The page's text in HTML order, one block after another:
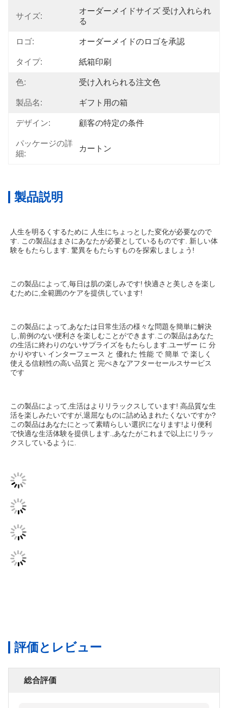
サイズ:
オーダーメイドサイズ 受け入れられ
る
ロゴ: オーダーメイドのロゴを承認
タイプ: 紙箱印刷
色: 受け入れられる注文色
製品名: ギフト用の箱
デザイン: 顧客の特定の条件
パッケージの詳
細:
カートン
製品説明
人生を明るくするために 人生にちょっとした変化が必要なので
す. この製品はまさにあなたが必要としているものです. 新しい体
験をもたらします. 驚異をもたらすものを探索しましょう!
この製品によって,毎日は肌の楽しみです! 快適さと美しさを楽し
むために,全範囲のケアを提供しています!
この製品によって,あなたは日常生活の様々な問題を簡単に解決
し,前例のない便利さを楽しむことができます.この製品はあなた
の生活に終わりのないサプライズをもたらします.ユーザー に 分
かりやすい インターフェース と 優れた 性能 で 簡単 で 楽しく
使える信頼性の高い品質と 完ぺきなアフターセールスサービス
です
この製品によって,生活はよりリラックスしています! 高品質な生
活を楽しみたいですが,退屈なものに詰め込まれたくないですか?
この製品はあなたにとって素晴らしい選択になります!より便利
で快適な生活体験を提供します.,あなたがこれまで以上にリラッ
クスしているように.
評価とレビュー
総合評価